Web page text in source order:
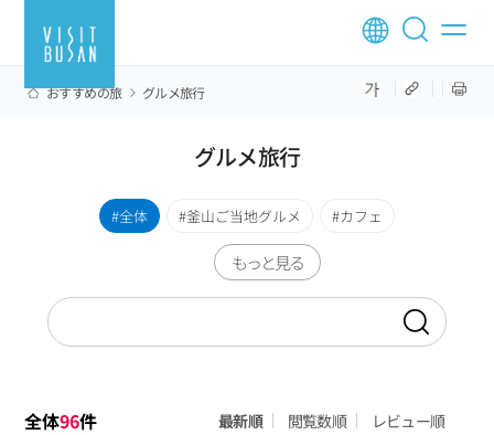
おすすめの旅 グルメ旅行
グルメ旅行
全体 釜山ご当地グルメ カフェ
もっと見る
全体96件 最新順 閲覧数順 レビュー順